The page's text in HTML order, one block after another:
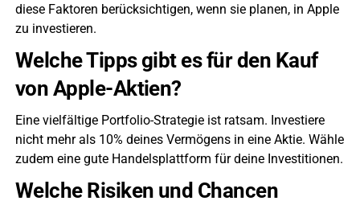
diese Faktoren berücksichtigen, wenn sie planen, in Apple
zu investieren.
Welche Tipps gibt es für den Kauf
von Apple-Aktien?
Eine vielfältige Portfolio-Strategie ist ratsam. Investiere
nicht mehr als 10% deines Vermögens in eine Aktie. Wähle
zudem eine gute Handelsplattform für deine Investitionen.
Welche Risiken und Chancen